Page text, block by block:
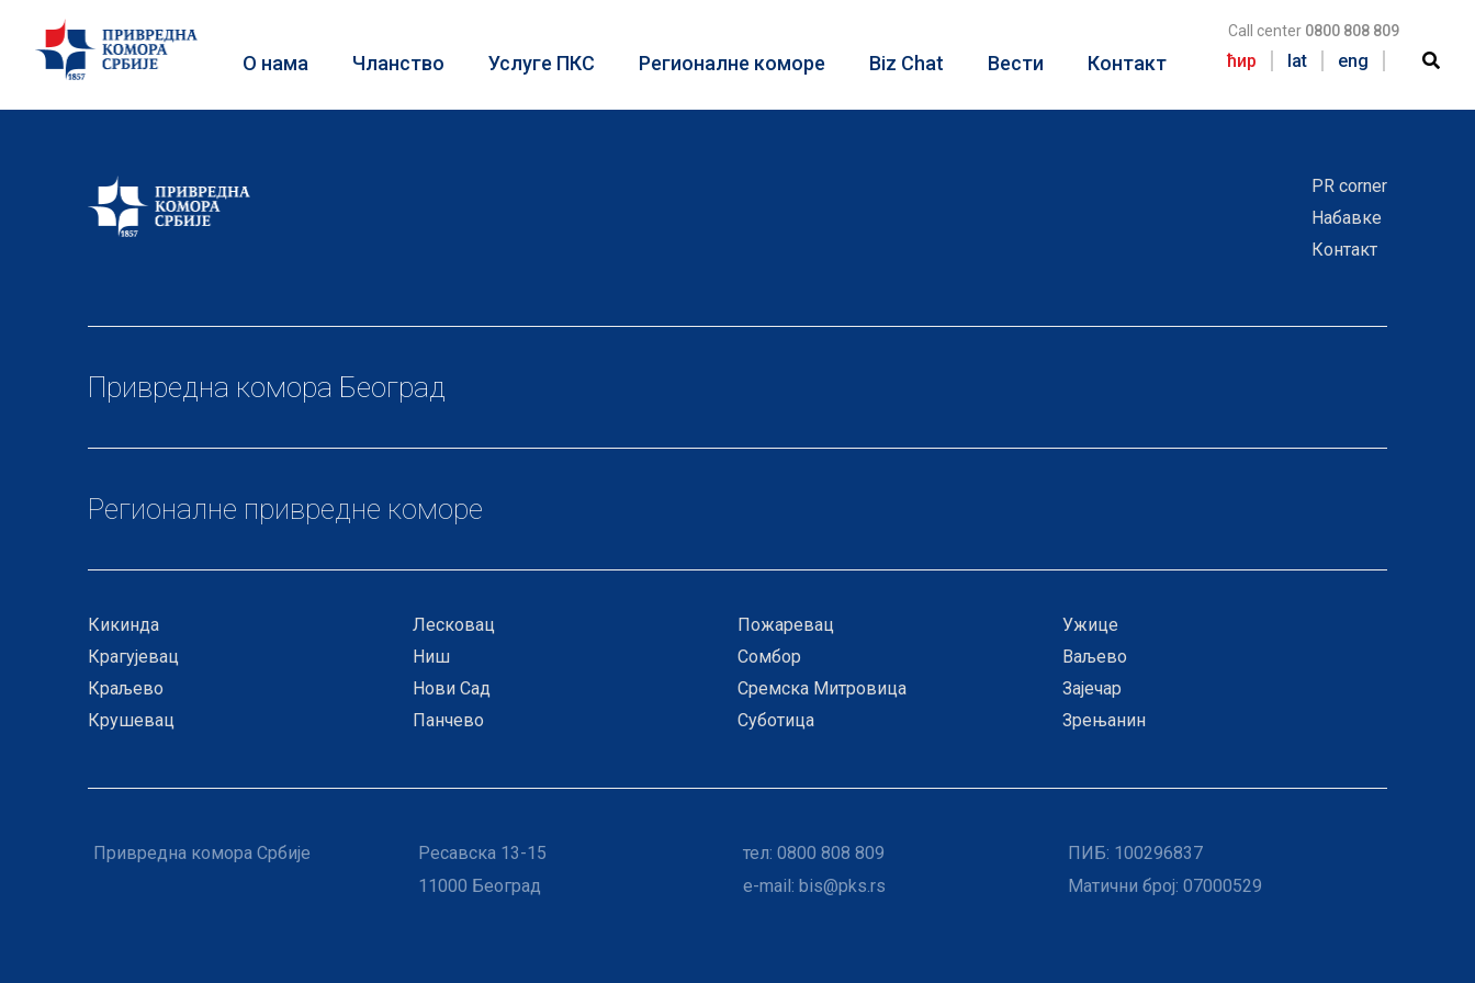
О нама Чланство Услуге ПКС Регионалне коморе Biz Chat Вести Контакт
Call center 0800 808 809
ћир lat eng
PR corner
Набавке
Контакт
Привредна комора Београд
Регионалне привредне коморе
Кикинда
Крагујевац
Краљево
Крушевац
Лесковац
Ниш
Нови Сад
Панчево
Пожаревац
Сомбор
Сремска Митровица
Суботица
Ужице
Ваљево
Зајечар
Зрењанин
Привредна комора Србије
Ресавска 13-15
11000 Београд
тел: 0800 808 809
e-mail: bis@pks.rs
ПИБ: 100296837
Матични број: 07000529